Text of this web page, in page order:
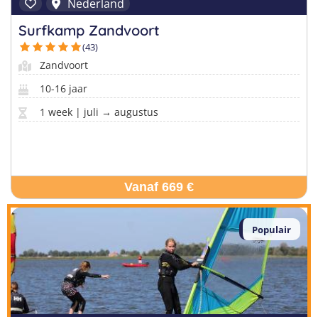
Nederland
Buitenland
Surfkampen Buitenland
Surfkampen 18+
Taalvakanties Duits
Taalvakanties Italiaans
Nederland
Surfkamp Zandvoort
(43)
Zandvoort
10-16 jaar
1 week | juli → augustus
Vanaf 669 €
Populair